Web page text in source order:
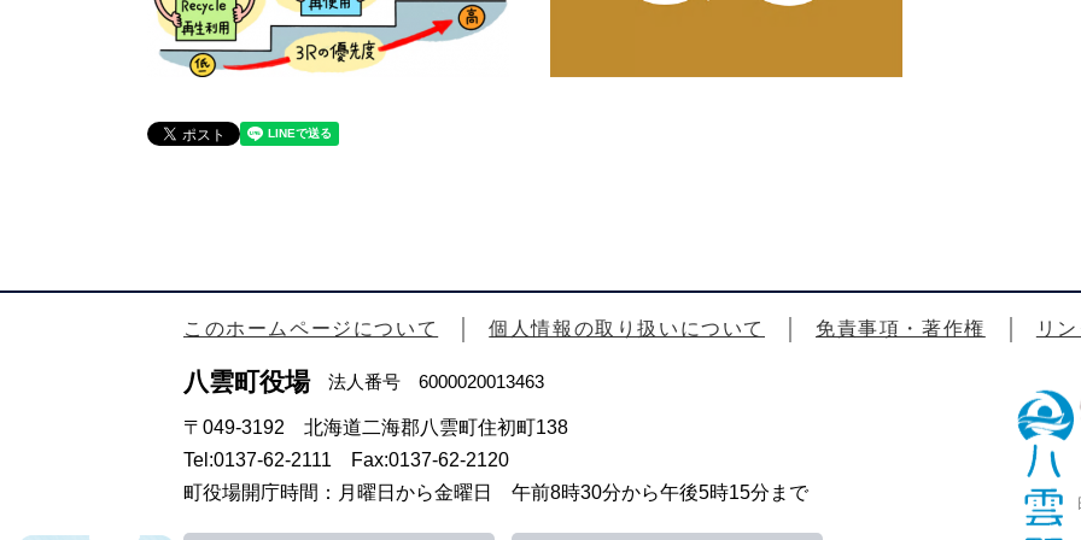
このホームページについて 個人情報の取り扱いについて 免責事項・著作権 リ
八雲町役場法人番号 6000020013463
〒049-3192 北海道二海郡八雲町住初町138
Tel:0137-62-2111 Fax:0137-62-2120
町役場開庁時間：月曜日から金曜日 午前8時30分から午後5時15分まで